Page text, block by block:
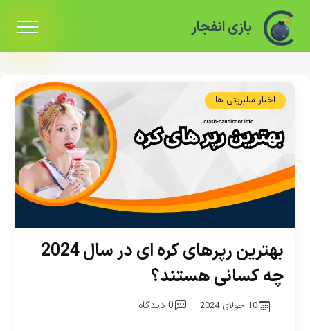
بازی انفجار
اخبار سلبریتی ها
بهترین رپرهای کره ای در سال 2024
چه کسانی هستند؟
10 جولای 2024 0 دیدگاه